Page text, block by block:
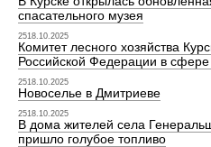
спасательного музея
2518.10.2025
Комитет лесного хозяйства
Российской Федерации в сфере
2518.10.2025
Новоселье в Дмитриеве
2518.10.2025
В дома жителей села
пришло голубое топливо